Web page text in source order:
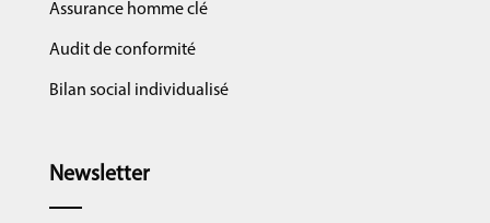
Assurance homme clé
Audit de conformité
Bilan social individualisé
Newsletter